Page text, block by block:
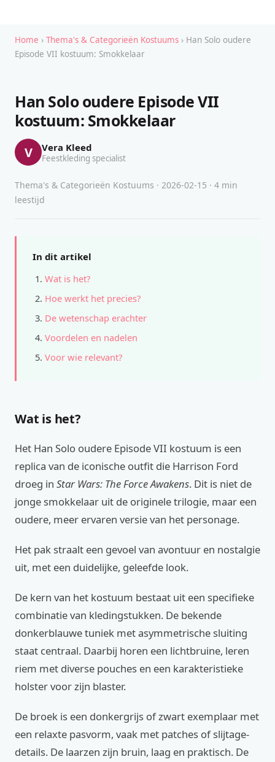
Home › Thema's & Categorieën Kostuums › Han Solo oudere
Episode VII kostuum: Smokkelaar
Han Solo oudere Episode VII
kostuum: Smokkelaar
V Vera Kleed
Feestkleding specialist
Thema's & Categorieën Kostuums · 2026-02-15 · 4 min
leestijd
In dit artikel
Wat is het?
Hoe werkt het precies?
De wetenschap erachter
Voordelen en nadelen
Voor wie relevant?
Wat is het?
Het Han Solo oudere Episode VII kostuum is een
replica van de iconische outfit die Harrison Ford
droeg in Star Wars: The Force Awakens. Dit is niet de
jonge smokkelaar uit de originele trilogie, maar een
oudere, meer ervaren versie van het personage.
Het pak straalt een gevoel van avontuur en nostalgie
uit, met een duidelijke, geleefde look.
De kern van het kostuum bestaat uit een specifieke
combinatie van kledingstukken. De bekende
donkerblauwe tuniek met asymmetrische sluiting
staat centraal. Daarbij horen een lichtbruine, leren
riem met diverse pouches en een karakteristieke
holster voor zijn blaster.
De broek is een donkergrijs of zwart exemplaar met
een relaxte pasvorm, vaak met patches of slijtage-
details. De laarzen zijn bruin, laag en praktisch. De